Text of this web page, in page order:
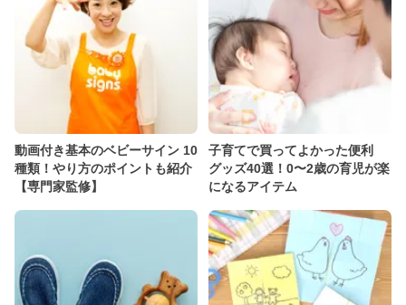
動画付き基本のベビーサイン 10
種類！やり方のポイントも紹介
【専門家監修】
子育てで買ってよかった便利
グッズ40選！0〜2歳の育児が楽
になるアイテム